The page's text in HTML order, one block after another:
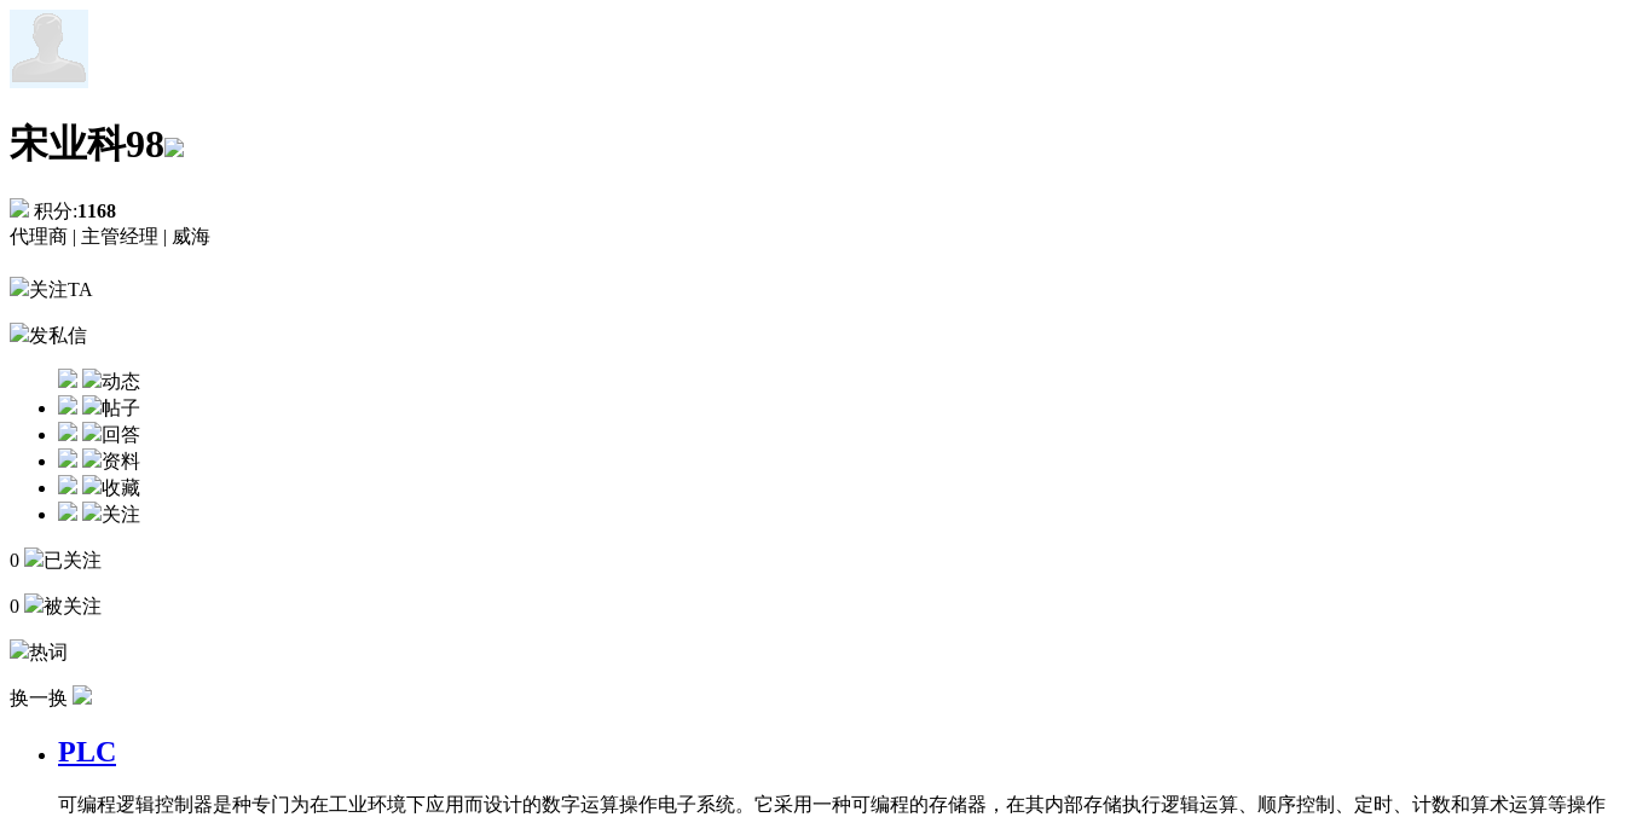
宋业科98
积分:1168
代理商 | 主管经理 | 威海
关注TA
发私信
动态
帖子
回答
资料
收藏
关注
0 已关注
0 被关注
热词
换一换
PLC
可编程逻辑控制器是种专门为在工业环境下应用而设计的数字运算操作电子系统。它采用一种可编程的存储器，在其内部存储执行逻辑运算、顺序控制、定时、计数和算术运算等操作